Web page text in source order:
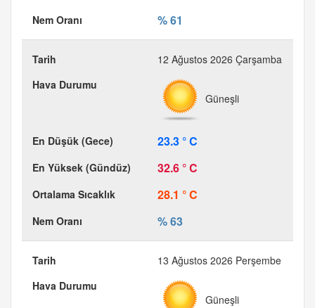
% 61
12 Ağustos 2026 Çarşamba
Güneşli
23.3 ° C
32.6 ° C
28.1 ° C
% 63
13 Ağustos 2026 Perşembe
Güneşli